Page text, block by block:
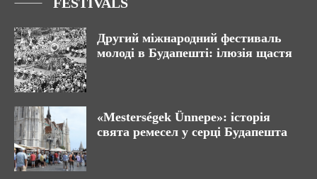
Другий міжнародний фестиваль
молоді в Будапешті: ілюзія щастя
«Mesterségek Ünnepe»: історія
свята ремесел у серці Будапешта